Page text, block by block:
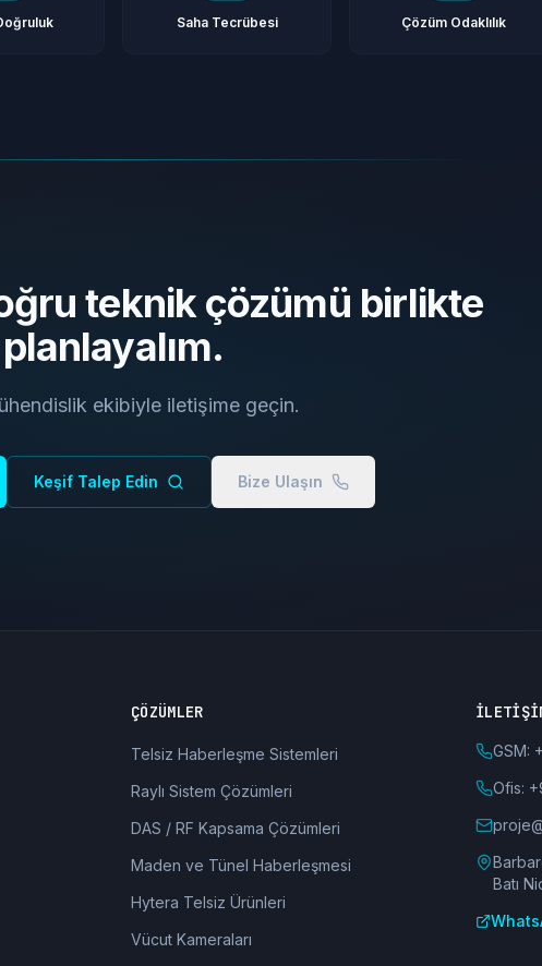
Saha Tecrübesi Çözüm Odaklılık
teknik çözümü birlikte
planlayalım.
ekibiyle iletişime geçin.
Keşif Talep Edin Bize Ulaşın
ÇÖZÜMLER
Telsiz Haberleşme Sistemleri
Raylı Sistem Çözümleri
DAS / RF Kapsama Çözümleri
Maden ve Tünel Haberleşmesi
Hytera Telsiz Ürünleri
Vücut Kameraları
GSM:
Ofis:
Batı